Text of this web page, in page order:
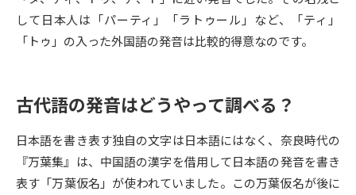
来場型・Web型イベント特集 夢ナビライブ
志望校・出願校を調べる
併願校選び 受験スケジュールを立てよう
して日本人は「パーティ」「ラトゥール」など、「ティ」
「トゥ」の入った外国語の発音は比較的得意なのです。
古代語の発音はどうやって調べる？
日本語を書き表す独自の文字は日本語にはなく、奈良時代の
『万葉集』は、中国語の漢字を借用して日本語の発音を書き
表す「万葉仮名」が使われていました。この万葉仮名が後に